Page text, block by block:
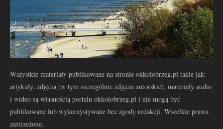
Wszystkie materiały publikowane na stronie okkolobrzeg.pl takie jak:
artykuły, zdjęcia (w tym szczególnie zdjęcia autorskie), materiały audio
i wideo są własnością portalu okkolobrzeg.pl i nie mogą być
publikowane lub wykorzystywane bez zgody redakcji. Wszelkie prawa
zastrzeżone.